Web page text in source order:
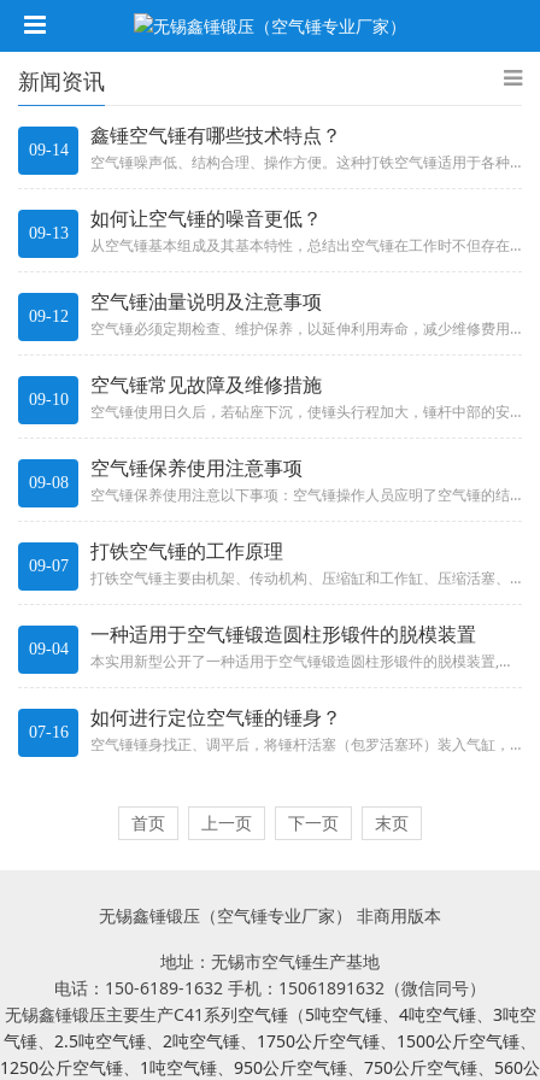
新闻资讯
09-14
鑫锤空气锤有哪些技术特点？
空气锤噪声低、结构合理、操作方便。这种打铁空气锤适用于各种自由锻造，如延伸、镦粗、冲孔、剪切、锻焊、扭转、弯曲等，使用垫...
09-13
如何让空气锤的噪音更低？
从空气锤基本组成及其基本特性，总结出空气锤在工作时不但存在排气噪声也存在进气噪声，并且进排气噪声对操作工人及其周围环境的...
09-12
空气锤油量说明及注意事项
空气锤​必须定期检查、维护保养，以延伸利用寿命，减少维修费用，其具体内容如下：新锤利用半月后应检查拆洗一次，以后可定期拆...
09-10
空气锤常见故障及维修措施
空气锤使用日久后，若砧座下沉，使锤头行程加大，锤杆中部的安置线（红横线）如袒露 5mm时，应立刻停止利用并进行调节，加高...
09-08
空气锤保养使用注意事项
空气锤保养使用注意以下事项：空气锤操作人员应明了空气锤的结构和性能，作到合理使用，防止事故。
09-07
打铁空气锤的工作原理
打铁空气锤​主要由机架、传动机构、压缩缸和工作缸、压缩活塞、落下部分、配气机构和砧座等部分组成。机架是打铁空气锤的主体，...
09-04
一种适用于空气锤锻造圆柱形锻件的脱模装置
本实用新型公开了一种适用于空气锤锻造圆柱形锻件的脱模装置,涉及空气锤的技术领域,其包括工作台和脱模机构,脱模机构包括转动...
07-16
如何进行定位空气锤的锤身？
空气锤锤身找正、调平后，将锤杆活塞（包罗活塞环）装入气缸， 安置上砧块、打紧楔铁，查抄上下砧块打仗的精密度及对位环境。上...
首页 上一页 下一页 末页
无锡鑫锤锻压（空气锤专业厂家） 非商用版本
地址：无锡市空气锤生产基地
电话：150-6189-1632 手机：15061891632（微信同号）
无锡鑫锤锻压主要生产C41系列空气锤（5吨空气锤、 4吨空气锤、 3吨空
气锤、 2.5吨空气锤、 2吨空气锤、 1750公斤空气锤、 1500公斤空气锤、
1250公斤空气锤、 1吨空气锤、 950公斤空气锤、 750公斤空气锤、 560公